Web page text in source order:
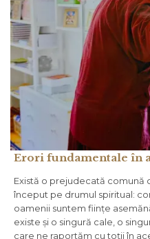
Erori fundamentale în
Există o prejudecată
început pe drumul spiritual:
oamenii suntem ființe
existe și o singură cale, o
care ne raportăm cu toții în